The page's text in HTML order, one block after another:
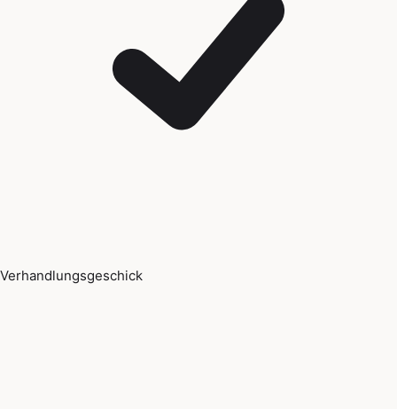
Verhandlungsgeschick